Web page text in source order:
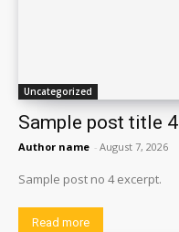
Uncategorized
Sample post title 4
Author name - August 7, 2026
Sample post no 4 excerpt.
Read more